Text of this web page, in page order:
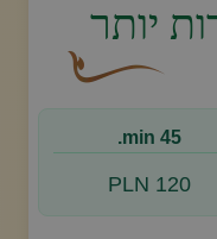
יותר
45 min.
120 PLN